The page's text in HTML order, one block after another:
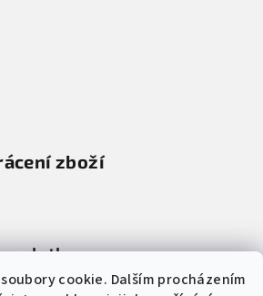
cookie. Dalším procházením
zboží
platby